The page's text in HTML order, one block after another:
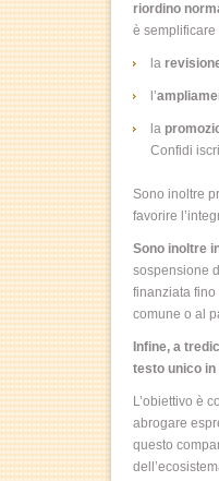
riordino
è
la
l’
la
Confidi
Sono inoltre
favorire
Sono inoltre
sospensione
finanziata fino
comune o al
Infine, a
testo unico
L’obiettivo è
abrogare
questo